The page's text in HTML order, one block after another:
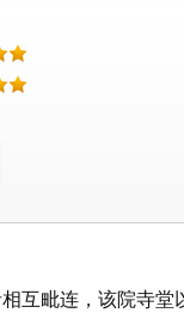
互毗连，该院寺堂